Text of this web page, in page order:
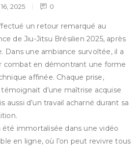
2025 0
un retour remarqué au
de Jiu-Jitsu Brésilien 2025, après
Dans une ambiance survoltée, il a
combat en démontrant une forme
affinée. Chaque prise,
d’une maîtrise acquise
aussi d’un travail acharné durant sa
immortalisée dans une vidéo
en ligne, où l’on peut revivre tous